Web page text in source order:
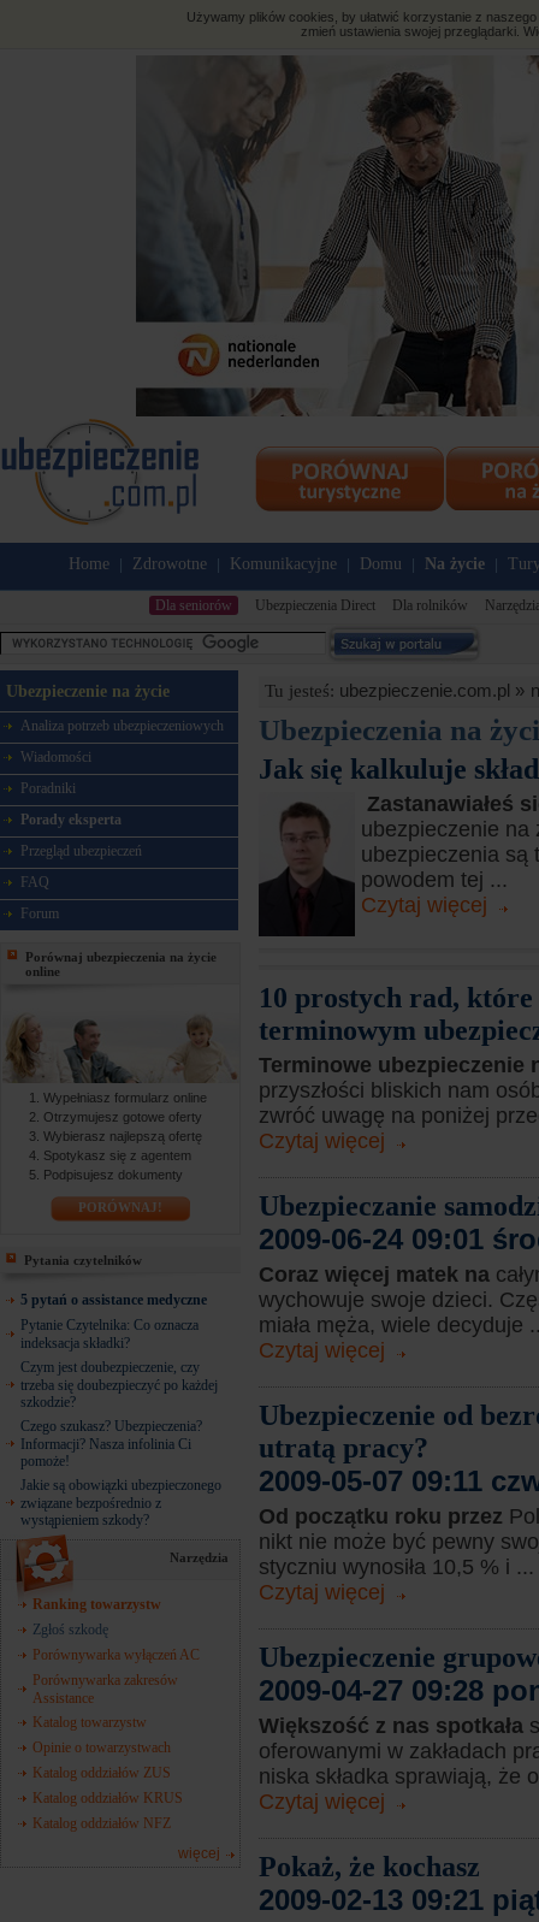
Używamy plików cookies, by ułatwić korzystanie z
zmień ustawienia swojej przeglądarki.
Home Zdrowotne Komunikacyjne Domu Na życie
Dla seniorów Ubezpieczenia Direct Dla rolników
Ubezpieczenie na życie
Analiza potrzeb ubezpieczeniowych
Wiadomości
Poradniki
Porady eksperta
Przegląd ubezpieczeń
FAQ
Forum
Porównaj ubezpieczenia na życie
online
Wypełniasz formularz online
Otrzymujesz gotowe oferty
Wybierasz najlepszą ofertę
Spotykasz się z agentem
Podpisujesz dokumenty
PORÓWNAJ!
Pytania czytelników
5 pytań o assistance medyczne
Pytanie Czytelnika: Co oznacza
indeksacja składki?
Czym jest doubezpieczenie, czy
trzeba się doubezpieczyć po każdej
szkodzie?
Czego szukasz? Ubezpieczenia?
Informacji? Nasza infolinia Ci
pomoże!
Jakie są obowiązki ubezpieczonego
związane bezpośrednio z
wystąpieniem szkody?
Narzędzia
Ranking towarzystw
Zgłoś szkodę
Porównywarka wyłączeń AC
Porównywarka zakresów
Assistance
Katalog towarzystw
Opinie o towarzystwach
Katalog oddziałów ZUS
Katalog oddziałów KRUS
Katalog oddziałów NFZ
więcej
Tu jesteś: ubezpieczenie.com.pl »
Ubezpieczenia na
Jak się kalkuluje
Zastanawiałeś
ubezpieczenie na
ubezpieczenia są
powodem tej ...
Czytaj więcej
10 prostych rad, które
terminowym
Terminowe ubezpieczenie
przyszłości bliskich nam
zwróć uwagę na poniżej
Czytaj więcej
Ubezpieczanie
2009-06-24 09:01
Coraz więcej matek na
wychowuje swoje dzieci.
miała męża, wiele decyduje
Czytaj więcej
Ubezpieczenie od
utratą pracy?
2009-05-07 09:11
Od początku roku przez
nikt nie może być pewny
styczniu wynosiła 10,5 % i ...
Czytaj więcej
Ubezpieczenie
2009-04-27 09:28
Większość z nas spotkała
oferowanymi w zakładach
niska składka sprawiają, że
Czytaj więcej
Pokaż, że kochasz
2009-02-13 09:21